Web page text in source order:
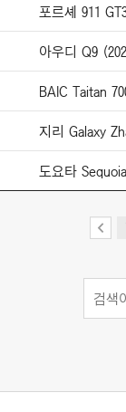
포르셰 911
아우디 Q9
BAIC Taitan
지리 Galaxy
도요타